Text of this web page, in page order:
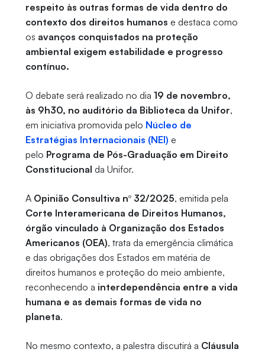
respeito às outras formas de vida dentro do
contexto dos direitos humanos e destaca como
os avanços conquistados na proteção
ambiental exigem estabilidade e progresso
contínuo.
O debate será realizado no dia 19 de novembro,
às 9h30, no auditório da Biblioteca da Unifor,
em iniciativa promovida pelo Núcleo de
Estratégias Internacionais (NEI) e
pelo Programa de Pós-Graduação em Direito
Constitucional da Unifor.
A Opinião Consultiva nº 32/2025, emitida pela
Corte Interamericana de Direitos Humanos,
órgão vinculado à Organização dos Estados
Americanos (OEA), trata da emergência climática
e das obrigações dos Estados em matéria de
direitos humanos e proteção do meio ambiente,
reconhecendo a interdependência entre a vida
humana e as demais formas de vida no
planeta.
No mesmo contexto, a palestra discutirá a Cláusula